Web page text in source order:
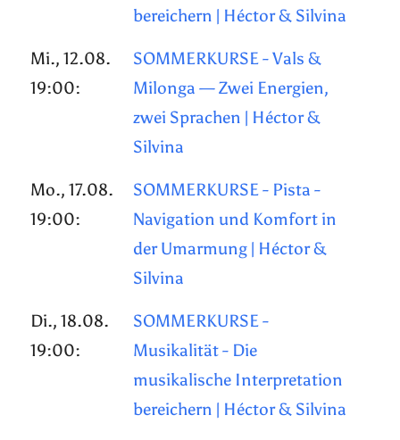
bereichern | Héctor & Silvina
Mi., 12.08.
19:00:
SOMMERKURSE - Vals &
Milonga — Zwei Energien,
zwei Sprachen | Héctor &
Silvina
Mo., 17.08.
19:00:
SOMMERKURSE - Pista -
Navigation und Komfort in
der Umarmung | Héctor &
Silvina
Di., 18.08.
19:00:
SOMMERKURSE -
Musikalität - Die
musikalische Interpretation
bereichern | Héctor & Silvina